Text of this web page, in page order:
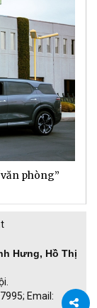
phòng”
Hưng, Hồ Thị
Email: